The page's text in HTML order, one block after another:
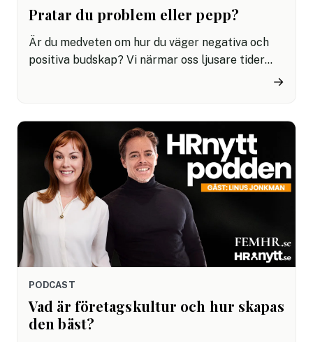
Pratar du problem eller pepp?
Är du medveten om hur du väger negativa och
positiva budskap? Vi närmar oss ljusare tider
men har fortfarande mörker omkring oss. Det är
kunder.
→
PODCAST
Vad är företagskultur och hur skapas
den bäst?